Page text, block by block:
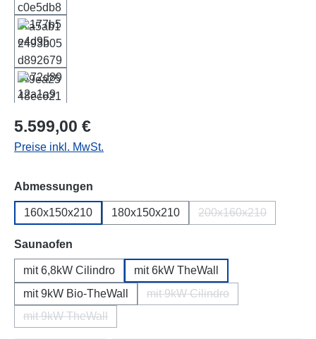
Regulärer Preis:
5.599,00 €
Preise inkl. MwSt.
Abmessungen
160x150x210 180x150x210 200x160x210
Saunaofen
mit 6,8kW Cilindro
mit 6kW TheWall
mit 9kW Bio-TheWall
mit 9kW Cilindro
(Diese Option ist zurzeit
mit 9kW TheWall
(Diese Option ist zurzeit nicht verfügbar.)